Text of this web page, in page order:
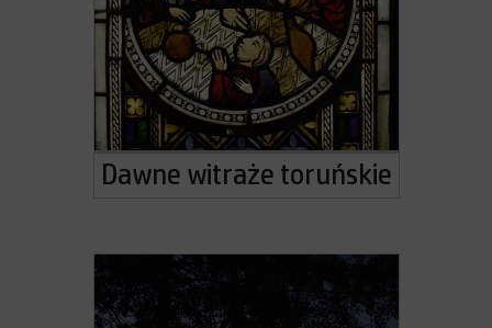
Dawne witraże toruńskie